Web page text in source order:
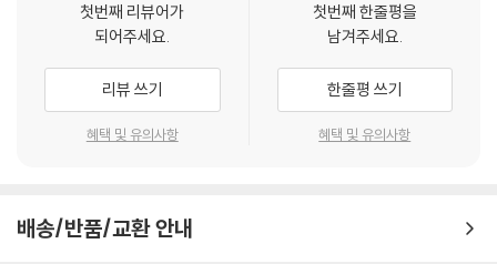
첫번째 리뷰어가
되어주세요.
리뷰 쓰기
혜택 및 유의사항
첫번째 한줄평을
남겨주세요.
한줄평 쓰기
혜택 및 유의사항
배송/반품/교환 안내